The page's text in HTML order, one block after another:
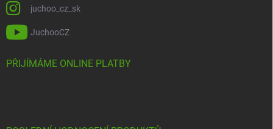
juchoo_cz_sk
JuchooCZ
PŘIJÍMÁME ONLINE PLATBY